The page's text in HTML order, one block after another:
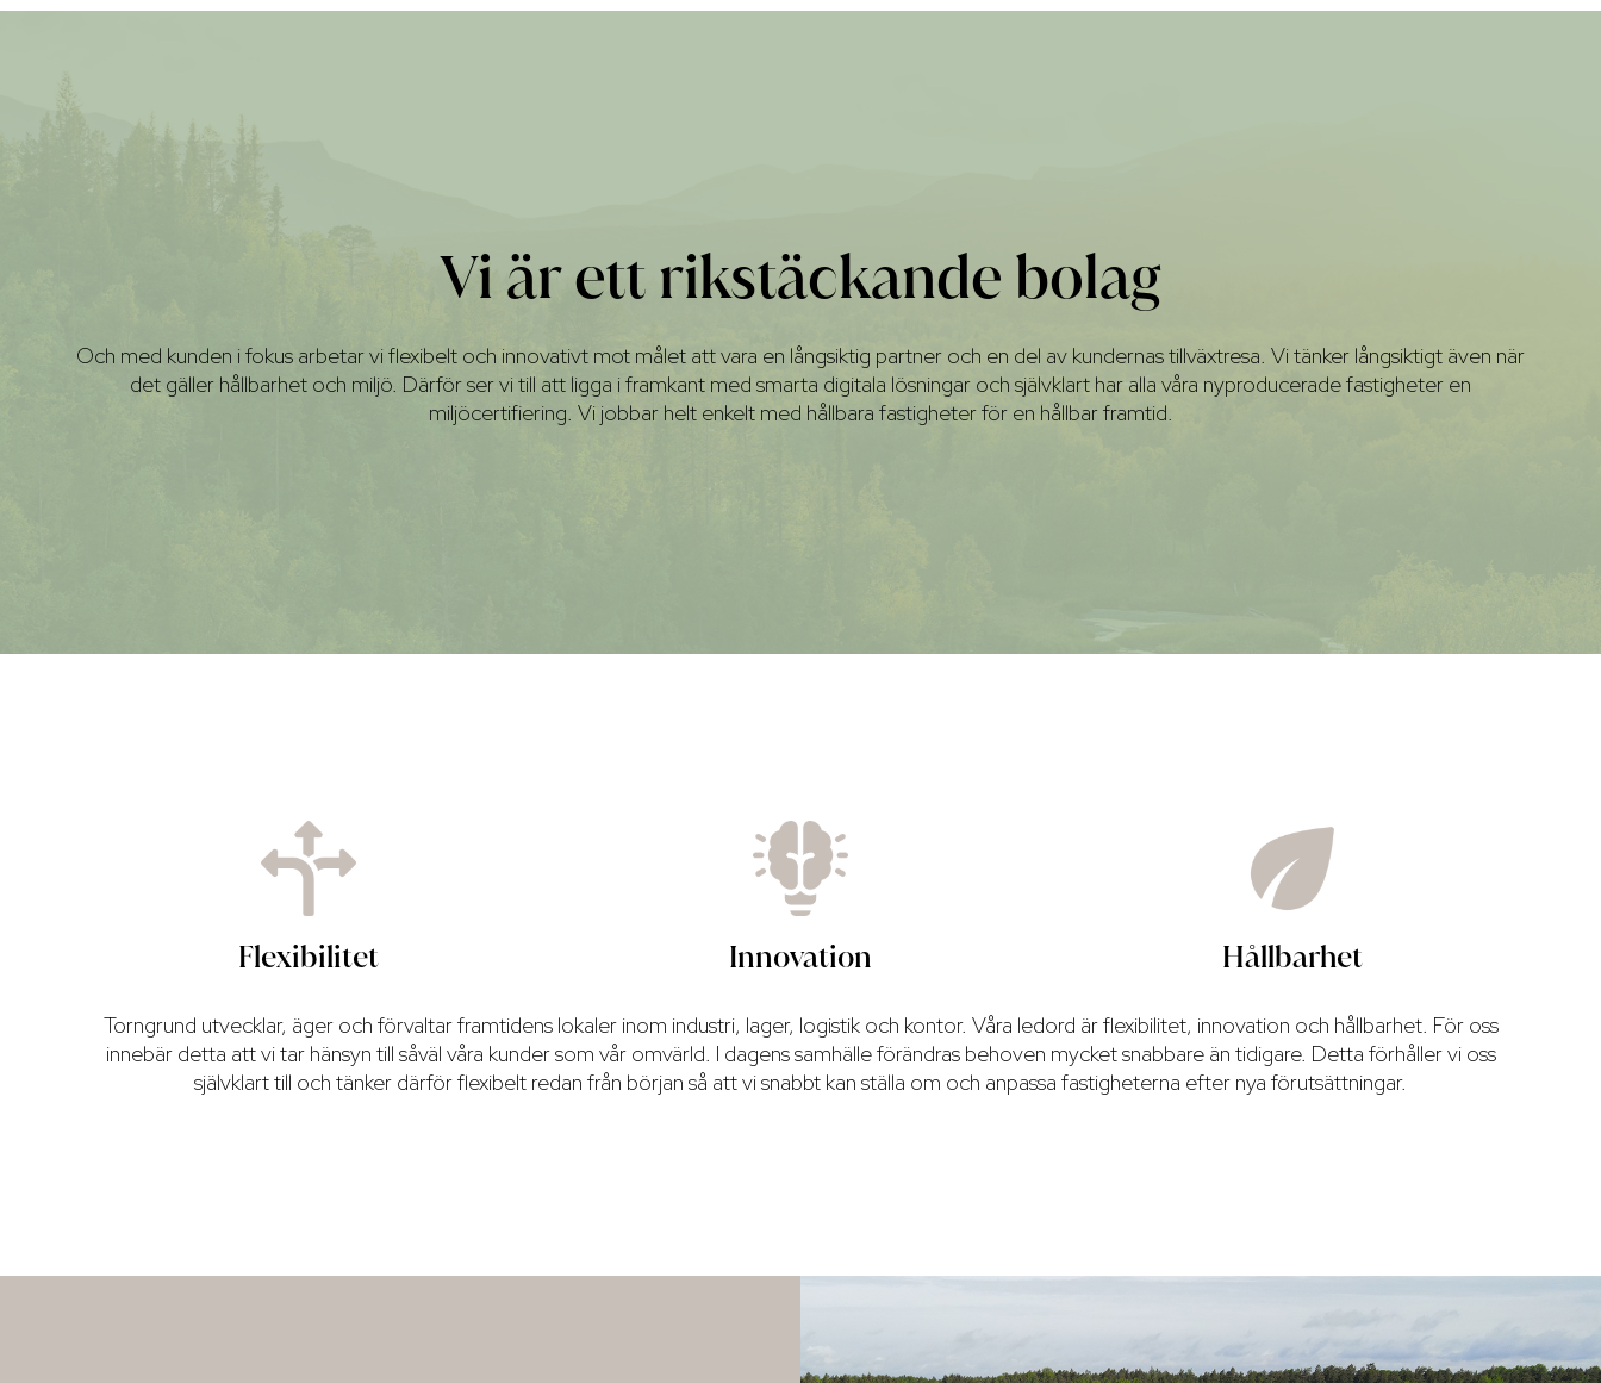
Vi är ett rikstäckande bolag
Och med kunden i fokus arbetar vi flexibelt och innovativt mot målet att vara en långsiktig partner och en del av kundernas tillväxtresa. Vi tänker långsiktigt även när
det gäller hållbarhet och miljö. Därför ser vi till att ligga i framkant med smarta digitala lösningar och självklart har alla våra nyproducerade fastigheter en
miljöcertifiering. Vi jobbar helt enkelt med hållbara fastigheter för en hållbar framtid.
Flexibilitet Innovation Hållbarhet
Torngrund utvecklar, äger och förvaltar framtidens lokaler inom industri, lager, logistik och kontor. Våra ledord är flexibilitet, innovation och hållbarhet. För oss
innebär detta att vi tar hänsyn till såväl våra kunder som vår omvärld. I dagens samhälle förändras behoven mycket snabbare än tidigare. Detta förhåller vi oss
självklart till och tänker därför flexibelt redan från början så att vi snabbt kan ställa om och anpassa fastigheterna efter nya förutsättningar.